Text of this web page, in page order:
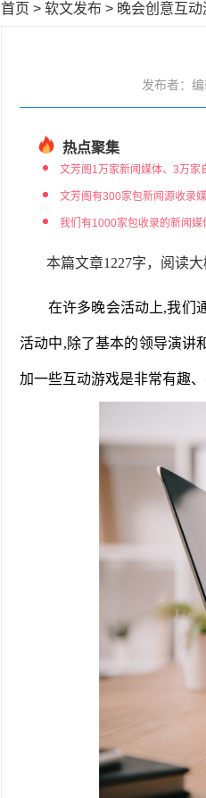
首页 > 软文发布 > 晚会创意互
发布者：
热点聚集
文芳阁1万家新闻媒体、3万家
文芳阁有300家包新闻源收录
我们有1000家包收录的新闻
本篇文章1227字，阅读
在许多晚会活动上,我们
活动中,除了基本的领导演讲
加一些互动游戏是非常有趣、